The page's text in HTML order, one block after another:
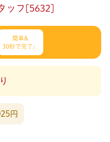
られた時間できっちり
自分の都合に合わせやすい
ッフ[5632]
簡単&
30秒で完了♩
円